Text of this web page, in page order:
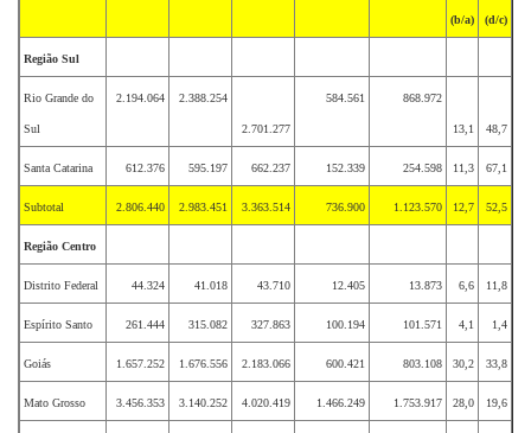
(b/a) (d/c)
Região Sul
Rio Grande do
Sul
2.194.064 2.388.254
2.701.277
584.561 868.972
13,1 48,7
Santa Catarina 612.376 595.197 662.237 152.339 254.598 11,3 67,1
Subtotal 2.806.440 2.983.451 3.363.514 736.900 1.123.570 12,7 52,5
Região Centro
Distrito Federal 44.324 41.018 43.710 12.405 13.873 6,6 11,8
Espírito Santo 261.444 315.082 327.863 100.194 101.571 4,1 1,4
Goiás 1.657.252 1.676.556 2.183.066 600.421 803.108 30,2 33,8
Mato Grosso 3.456.353 3.140.252 4.020.419 1.466.249 1.753.917 28,0 19,6